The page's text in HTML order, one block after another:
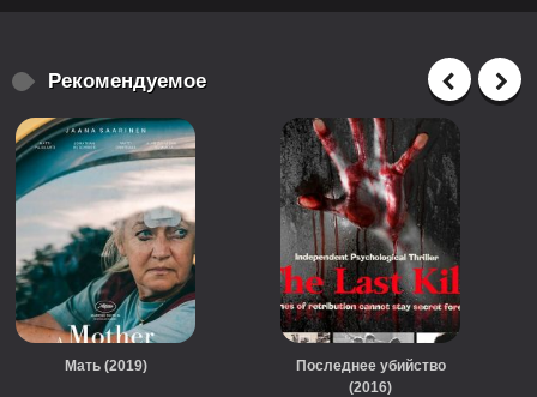
Рекомендуемое
Мать (2019)
Последнее убийство
(2016)